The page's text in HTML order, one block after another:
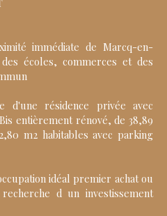
immédiate de Marcq-en-
écoles, commerces et des
d'une résidence privée avec
entièrement rénové, de 38,89
m2 habitables avec parking
idéal premier achat ou
d un investissement